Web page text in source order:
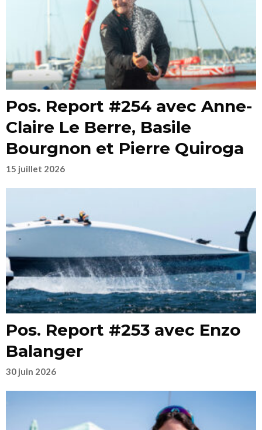
Pos. Report #254 avec Anne-
Claire Le Berre, Basile
Bourgnon et Pierre Quiroga
15 juillet 2026
Pos. Report #253 avec Enzo
Balanger
30 juin 2026